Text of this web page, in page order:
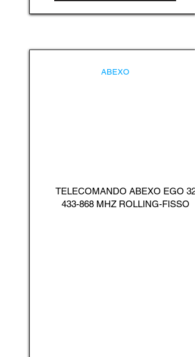
ABEXO
TELECOMANDO ABEXO EGO 32
433-868 MHZ ROLLING-FISSO